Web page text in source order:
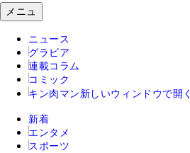
メニュ
ニュース
グラビア
連載コラム
コミック
キン肉マン 新しいウィンドウで開く
新着
エンタメ
スポーツ